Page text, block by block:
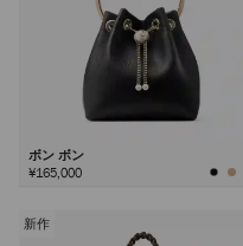
ボン ボン
¥165,000
新作